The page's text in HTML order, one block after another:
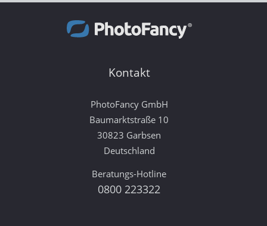
Kontakt
PhotoFancy GmbH
Baumarktstraße 10
30823 Garbsen
Deutschland
Beratungs-Hotline
0800 223322